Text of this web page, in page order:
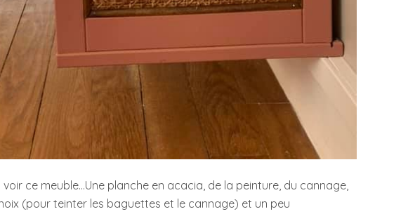
ce meuble…Une planche en acacia, de la peinture, du cannage,
(pour teinter les baguettes et le cannage) et un peu